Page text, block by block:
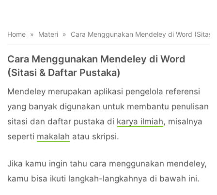
Home » Materi » Cara Menggunakan Mendeley di Word (Sitasi
Cara Menggunakan Mendeley di Word
(Sitasi & Daftar Pustaka)
Mendeley merupakan aplikasi pengelola referensi
yang banyak digunakan untuk membantu penulisan
sitasi dan daftar pustaka di karya ilmiah, misalnya
seperti makalah atau skripsi.
Jika kamu ingin tahu cara menggunakan mendeley,
kamu bisa ikuti langkah-langkahnya di bawah ini.